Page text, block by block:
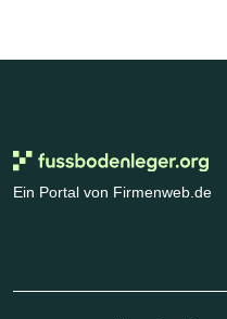
Ein Portal von Firmenweb.de